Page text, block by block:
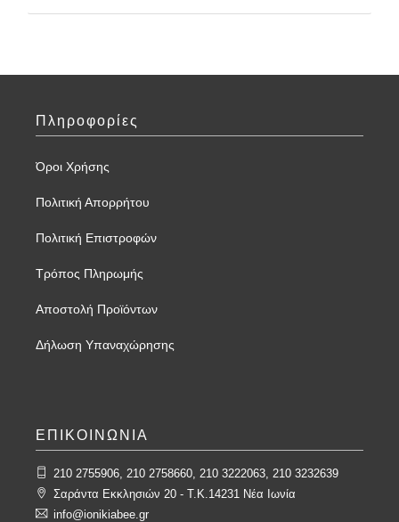
Πληροφορίες
Όροι Χρήσης
Πολιτική Απορρήτου
Πολιτική Επιστροφών
Τρόπος Πληρωμής
Αποστολή Προϊόντων
Δήλωση Υπαναχώρησης
ΕΠΙΚΟΙΝΩΝΙΑ
210 2755906, 210 2758660, 210 3222063, 210 3232639
Σαράντα Εκκλησιών 20 - T.K.14231 Νέα Ιωνία
info@ionikiabee.gr